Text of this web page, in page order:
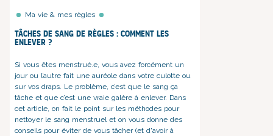
Ma vie & mes règles
Tâches de sang de règles : comment les
enlever ?
Si vous êtes menstrué.e, vous avez forcément un
jour ou l’autre fait une auréole dans votre culotte ou
sur vos draps. Le problème, c’est que le sang ça
tâche et que c’est une vraie galère à enlever. Dans
cet article, on fait le point sur les méthodes pour
nettoyer le sang menstruel et on vous donne des
conseils pour éviter de vous tâcher (et d'avoir à